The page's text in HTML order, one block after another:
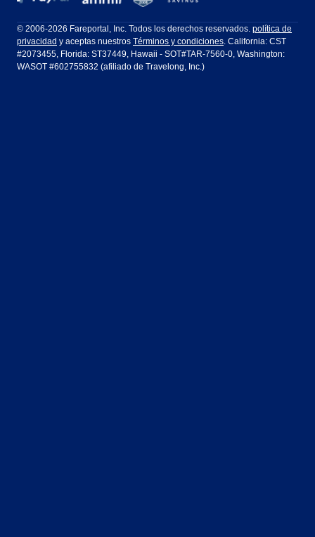
LATAM Airlines Lufthansa
Air Europa Turkish Airlines
Ft Lauderdale Honolulu
Houston Las Vegas
Miami
Dublín Frankfurt
Guadalajara Lima
© 2006-2026 Fareportal, Inc. Todos los derechos reservados. política de
privacidad y aceptas nuestros Términos y condiciones. California: CST
#2073455, Florida: ST37449, Hawaii - SOT#TAR-7560-0, Washington:
WASOT #602755832 (afiliado de Travelong, Inc.)